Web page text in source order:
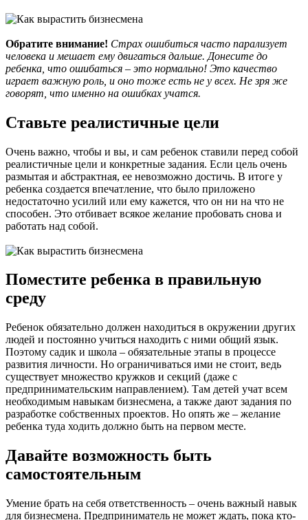
Обратите внимание! Страх ошибиться часто парализует
человека и мешает ему двигаться дальше. Донесите до
ребенка, что ошибаться – это нормально! Это качество
играет важную роль, и оно тоже есть не у всех. Не зря же
говорят, что именно на ошибках учатся.
Ставьте реалистичные цели
Очень важно, чтобы и вы, и сам ребенок ставили перед собой
реалистичные цели и конкретные задания. Если цель очень
размытая и абстрактная, ее невозможно достичь. В итоге у
ребенка создается впечатление, что было приложено
недостаточно усилий или ему кажется, что он ни на что не
способен. Это отбивает всякое желание пробовать снова и
работать над собой.
Поместите ребенка в правильную
среду
Ребенок обязательно должен находиться в окружении других
людей и постоянно учиться находить с ними общий язык.
Поэтому садик и школа – обязательные этапы в процессе
развития личности. Но ограничиваться ими не стоит, ведь
существует множество кружков и секций (даже с
предпринимательским направлением). Там детей учат всем
необходимым навыкам бизнесмена, а также дают задания по
разработке собственных проектов. Но опять же – желание
ребенка туда ходить должно быть на первом месте.
Давайте возможность быть
самостоятельным
Умение брать на себя ответственность – очень важный навык
для бизнесмена. Предприниматель не может ждать, пока кто-